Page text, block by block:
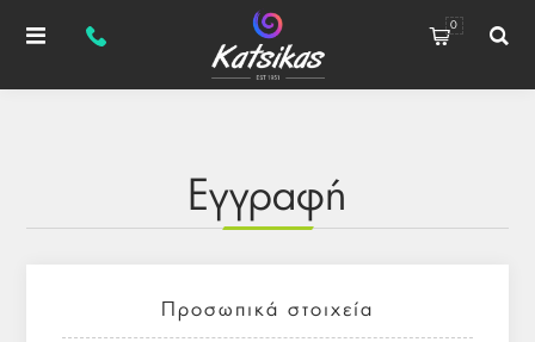
0
Εγγραφή
Προσωπικά στοιχεία